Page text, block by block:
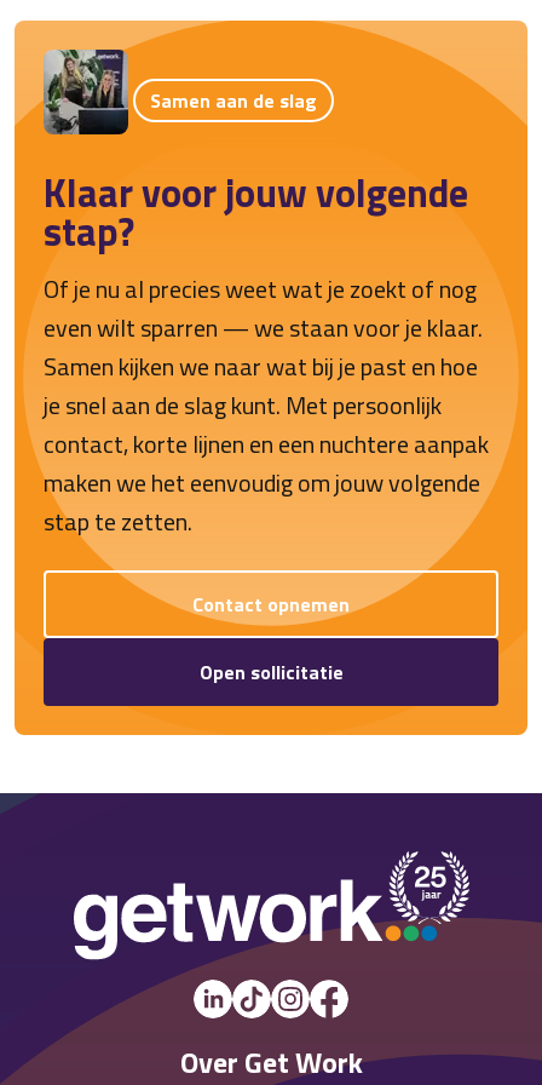
Samen aan de slag
Klaar voor jouw volgende
stap?
Of je nu al precies weet wat je zoekt of nog
even wilt sparren — we staan voor je klaar.
Samen kijken we naar wat bij je past en hoe
je snel aan de slag kunt. Met persoonlijk
contact, korte lijnen en een nuchtere aanpak
maken we het eenvoudig om jouw volgende
stap te zetten.
Contact opnemen
Open sollicitatie
Over Get Work